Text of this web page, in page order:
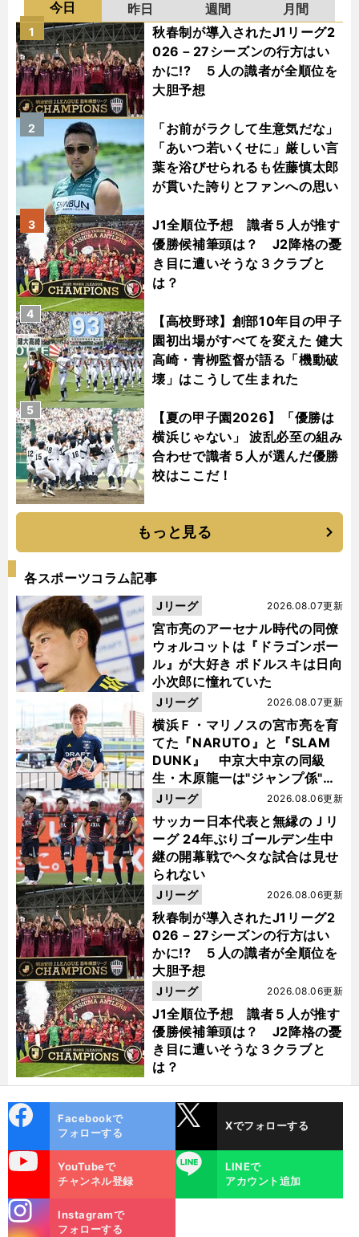
今日 昨日 週間
月間
秋春制が導入されたJ1リーグ2
026－27シーズンの行方はい
かに!? ５人の識者が全順位を
大胆予想
1
「お前がラクして生意気だな」
「あいつ若いくせに」厳しい言
葉を浴びせられるも佐藤慎太郎
が貫いた誇りとファンへの思い
2
J1全順位予想 識者５人が推す
優勝候補筆頭は？ J2降格の憂
き目に遭いそうな３クラブと
は？
3
【高校野球】創部10年目の甲子
園初出場がすべてを変えた 健大
高崎・青栁監督が語る「機動破
壊」はこうして生まれた
4
【夏の甲子園2026】「優勝は
横浜じゃない」 波乱必至の組み
合わせで識者５人が選んだ優勝
校はここだ！
5
もっと見る
各スポーツコラム記事
宮市亮のアーセナル時代の同僚
ウォルコットは『ドラゴンボー
ル』が大好き ポドルスキは日向
小次郎に憧れていた
2026.08.07更新
Jリーグ
横浜Ｆ・マリノスの宮市亮を育
てた『NARUTO』と『SLAM
DUNK』 中京大中京の同級
生・木原龍一は"ジャンプ係"だ
った
2026.08.07更新
Jリーグ
サッカー日本代表と無縁のＪリ
ーグ 24年ぶりゴールデン生中
継の開幕戦でヘタな試合は見せ
られない
2026.08.06更新
Jリーグ
秋春制が導入されたJ1リーグ2
026－27シーズンの行方はい
かに!? ５人の識者が全順位を
大胆予想
2026.08.06更新
Jリーグ
J1全順位予想 識者５人が推す
優勝候補筆頭は？ J2降格の憂
き目に遭いそうな３クラブと
は？
2026.08.06更新
Jリーグ
ok
Facebookで
フォローする
Xでフォローする
YouTubeで
チャンネル登録
LINE
LINEで
アカウント追加
m
Instagramで
フォローする